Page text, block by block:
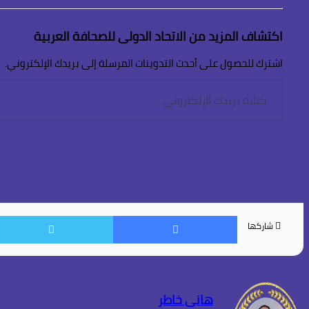
اكتشاف المزيد من الاتحاد الدولى للصحافة العربية
اشترك للحصول على أحدث التدوينات المرسلة إلى بريدك الإلكتروني.
بريدك
شاركها
هانى خاطر